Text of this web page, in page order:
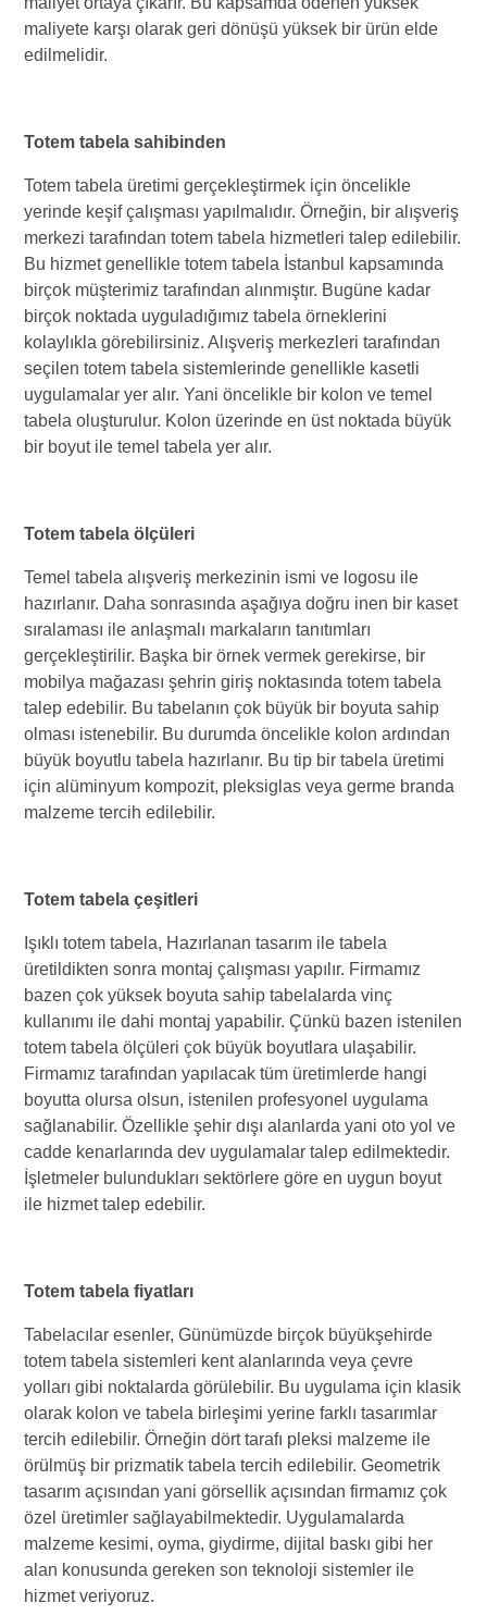
maliyete karşı olarak geri dönüşü yüksek bir ürün elde
edilmelidir.
Totem tabela sahibinden
Totem tabela üretimi gerçekleştirmek için öncelikle
yerinde keşif çalışması yapılmalıdır. Örneğin, bir alışveriş
merkezi tarafından totem tabela hizmetleri talep edilebilir.
Bu hizmet genellikle totem tabela İstanbul kapsamında
birçok müşterimiz tarafından alınmıştır. Bugüne kadar
birçok noktada uyguladığımız tabela örneklerini
kolaylıkla görebilirsiniz. Alışveriş merkezleri tarafından
seçilen totem tabela sistemlerinde genellikle kasetli
uygulamalar yer alır. Yani öncelikle bir kolon ve temel
tabela oluşturulur. Kolon üzerinde en üst noktada büyük
bir boyut ile temel tabela yer alır.
Totem tabela ölçüleri
Temel tabela alışveriş merkezinin ismi ve logosu ile
hazırlanır. Daha sonrasında aşağıya doğru inen bir kaset
sıralaması ile anlaşmalı markaların tanıtımları
gerçekleştirilir. Başka bir örnek vermek gerekirse, bir
mobilya mağazası şehrin giriş noktasında totem tabela
talep edebilir. Bu tabelanın çok büyük bir boyuta sahip
olması istenebilir. Bu durumda öncelikle kolon ardından
büyük boyutlu tabela hazırlanır. Bu tip bir tabela üretimi
için alüminyum kompozit, pleksiglas veya germe branda
malzeme tercih edilebilir.
Totem tabela çeşitleri
Işıklı totem tabela, Hazırlanan tasarım ile tabela
üretildikten sonra montaj çalışması yapılır. Firmamız
bazen çok yüksek boyuta sahip tabelalarda vinç
kullanımı ile dahi montaj yapabilir. Çünkü bazen istenilen
totem tabela ölçüleri çok büyük boyutlara ulaşabilir.
Firmamız tarafından yapılacak tüm üretimlerde hangi
boyutta olursa olsun, istenilen profesyonel uygulama
sağlanabilir. Özellikle şehir dışı alanlarda yani oto yol ve
cadde kenarlarında dev uygulamalar talep edilmektedir.
İşletmeler bulundukları sektörlere göre en uygun boyut
ile hizmet talep edebilir.
Totem tabela fiyatları
Tabelacılar esenler, Günümüzde birçok büyükşehirde
totem tabela sistemleri kent alanlarında veya çevre
yolları gibi noktalarda görülebilir. Bu uygulama için klasik
olarak kolon ve tabela birleşimi yerine farklı tasarımlar
tercih edilebilir. Örneğin dört tarafı pleksi malzeme ile
örülmüş bir prizmatik tabela tercih edilebilir. Geometrik
tasarım açısından yani görsellik açısından firmamız çok
özel üretimler sağlayabilmektedir. Uygulamalarda
malzeme kesimi, oyma, giydirme, dijital baskı gibi her
alan konusunda gereken son teknoloji sistemler ile
hizmet veriyoruz.